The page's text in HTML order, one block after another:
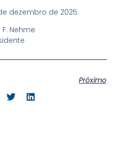
dezembro de 2025.
F. Nehme
Próximo